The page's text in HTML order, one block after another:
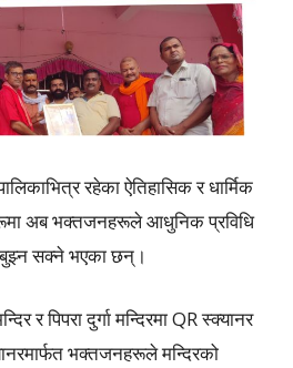
रहेका ऐतिहासिक र धार्मिक
अब भक्तजनहरूले आधुनिक प्रविधि
बुझ्न सक्ने भएका छन्।
र पिपरा दुर्गा मन्दिरमा QR स्क्यानर
भक्तजनहरूले मन्दिरको